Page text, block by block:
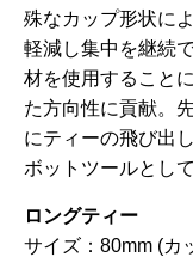
殊なカップ形状に
軽減し集中を継続
材を使用すること
た方向性に貢献。
にティーの飛び出
ボットツールとし
ロングティー
サイズ：80mm (カ